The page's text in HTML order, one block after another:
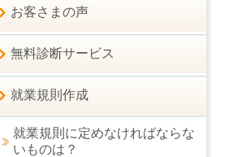
お客さまの声
無料診断サービス
就業規則作成
就業規則に定めなければならな
いものは？